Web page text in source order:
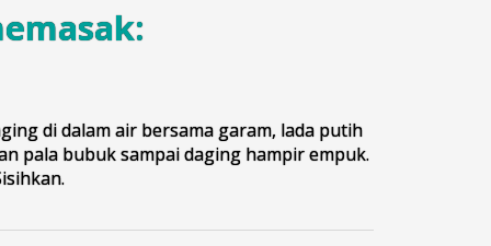
di dalam air bersama garam, lada putih
pala bubuk sampai daging hampir empuk.